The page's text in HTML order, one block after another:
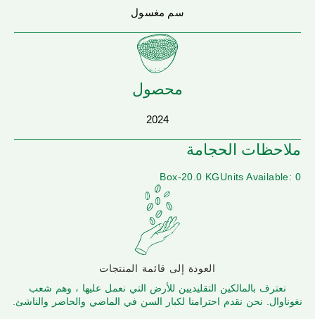
سم مغسول
محصول
2024
ملاحظات الحجامة
Units Available: 0
Box-20.0 KG
العودة إلى قائمة المنتجات
نعترف بالمالكين التقليديين للأرض التي نعمل عليها ، وهم شعب
نغوناوال. نحن نقدم احترامنا لكبار السن في الماضي والحاضر والناشئ.